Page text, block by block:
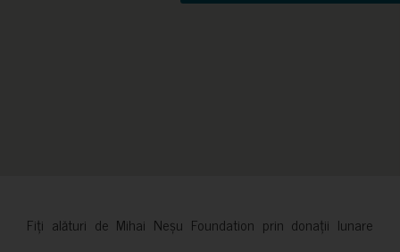
Fiți alături de Mihai Neșu Foundation prin donații lunare